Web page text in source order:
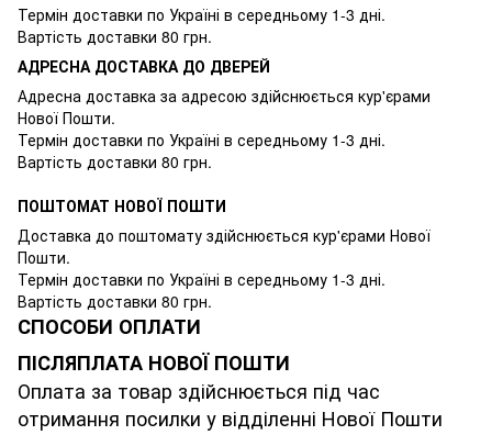
Термін доставки по Україні в середньому 1-3 дні.
Вартість доставки 80 грн.
АДРЕСНА ДОСТАВКА ДО ДВЕРЕЙ
Адресна доставка за адресою здійснюється кур'єрами
Нової Пошти.
Термін доставки по Україні в середньому 1-3 дні.
Вартість доставки 80 грн.
ПОШТОМАТ НОВОЇ ПОШТИ
Доставка до поштомату здійснюється кур'єрами Нової
Пошти.
Термін доставки по Україні в середньому 1-3 дні.
Вартість доставки 80 грн.
СПОСОБИ ОПЛАТИ
ПІСЛЯПЛАТА НОВОЇ ПОШТИ
Оплата за товар здійснюється під час
отримання посилки у відділенні Нової Пошти